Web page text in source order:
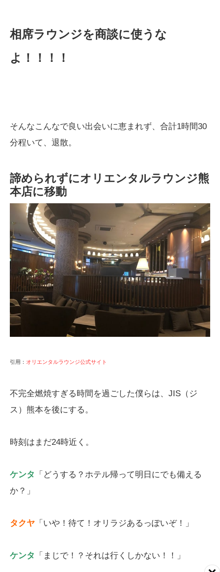
相席ラウンジを商談に使うな
よ！！！！
そんなこんなで良い出会いに恵まれず、合計1時間30
分程いて、退散。
諦められずにオリエンタルラウンジ熊
本店に移動
引用： オリエンタルラウンジ公式サイト
不完全燃焼すぎる時間を過ごした僕らは、JIS（ジ
ス）熊本を後にする。
時刻はまだ24時近く。
ケンタ
「どうする？ホテル帰って明日にでも備える
か？」
タクヤ 「いや！待て！オリラジあるっぽいぞ！」
ケンタ 「まじで！？それは行くしかない！！」